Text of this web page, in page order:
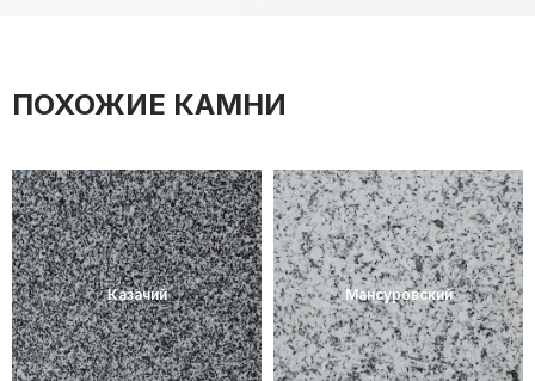
ПОХОЖИЕ КАМНИ
Казачий Мансуровский